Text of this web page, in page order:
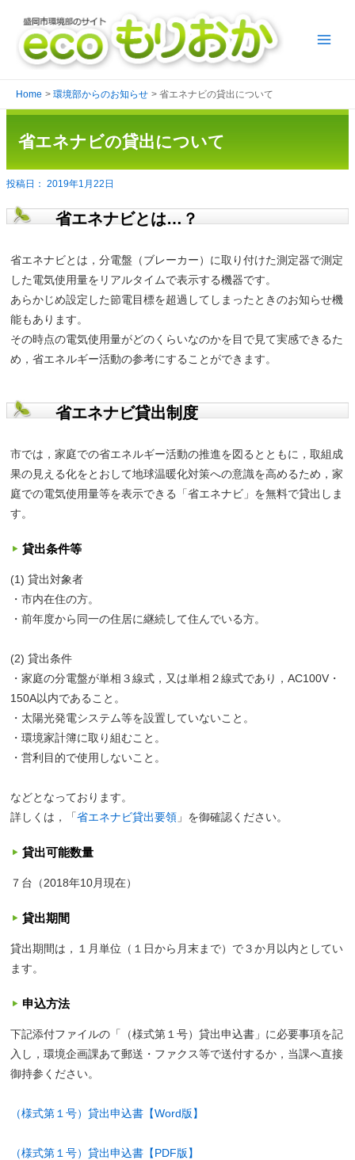
Home 環境部からのお知らせ 省エネナビの貸出について
省エネナビの貸出について
2019年1月22日
省エネナビとは…？
省エネナビとは，分電盤（ブレーカー）に取り付けた測定器で測定
した電気使用量をリアルタイムで表示する機器です。
あらかじめ設定した節電目標を超過してしまったときのお知らせ機
能もあります。
その時点の電気使用量がどのくらいなのかを目で見て実感できるた
め，省エネルギー活動の参考にすることができます。
省エネナビ貸出制度
市では，家庭での省エネルギー活動の推進を図るとともに，取組成
果の見える化をとおして地球温暖化対策への意識を高めるため，家
庭での電気使用量等を表示できる「省エネナビ」を無料で貸出しま
す。
貸出条件等
(1) 貸出対象者
・市内在住の方。
・前年度から同一の住居に継続して住んでいる方。
(2) 貸出条件
・家庭の分電盤が単相３線式，又は単相２線式であり，AC100V・
150A以内であること。
・太陽光発電システム等を設置していないこと。
・環境家計簿に取り組むこと。
・営利目的で使用しないこと。
などとなっております。
詳しくは，「省エネナビ貸出要領」を御確認ください。
貸出可能数量
７台（2018年10月現在）
貸出期間
貸出期間は，１月単位（１日から月末まで）で３か月以内としてい
ます。
申込方法
下記添付ファイルの「（様式第１号）貸出申込書」に必要事項を記
入し，環境企画課あて郵送・ファクス等で送付するか，当課へ直接
御持参ください。
（様式第１号）貸出申込書【Word版】
（様式第１号）貸出申込書【PDF版】